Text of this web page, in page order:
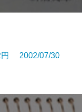
2002/07/30